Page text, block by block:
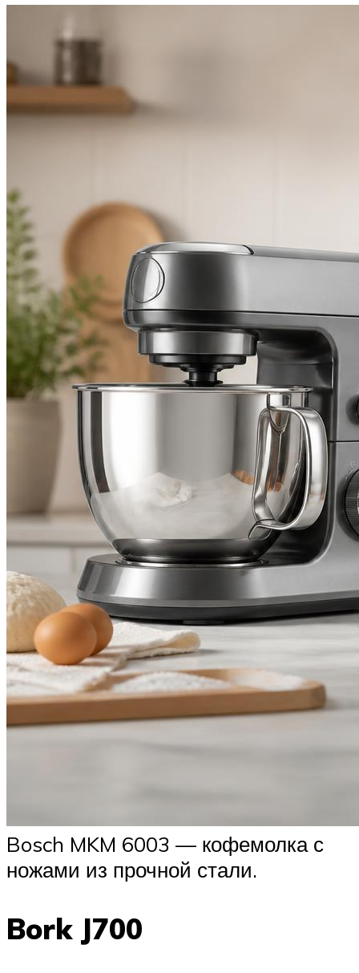
Bosch MKM 6003 — кофемолка с
ножами из прочной стали.
Bork J700